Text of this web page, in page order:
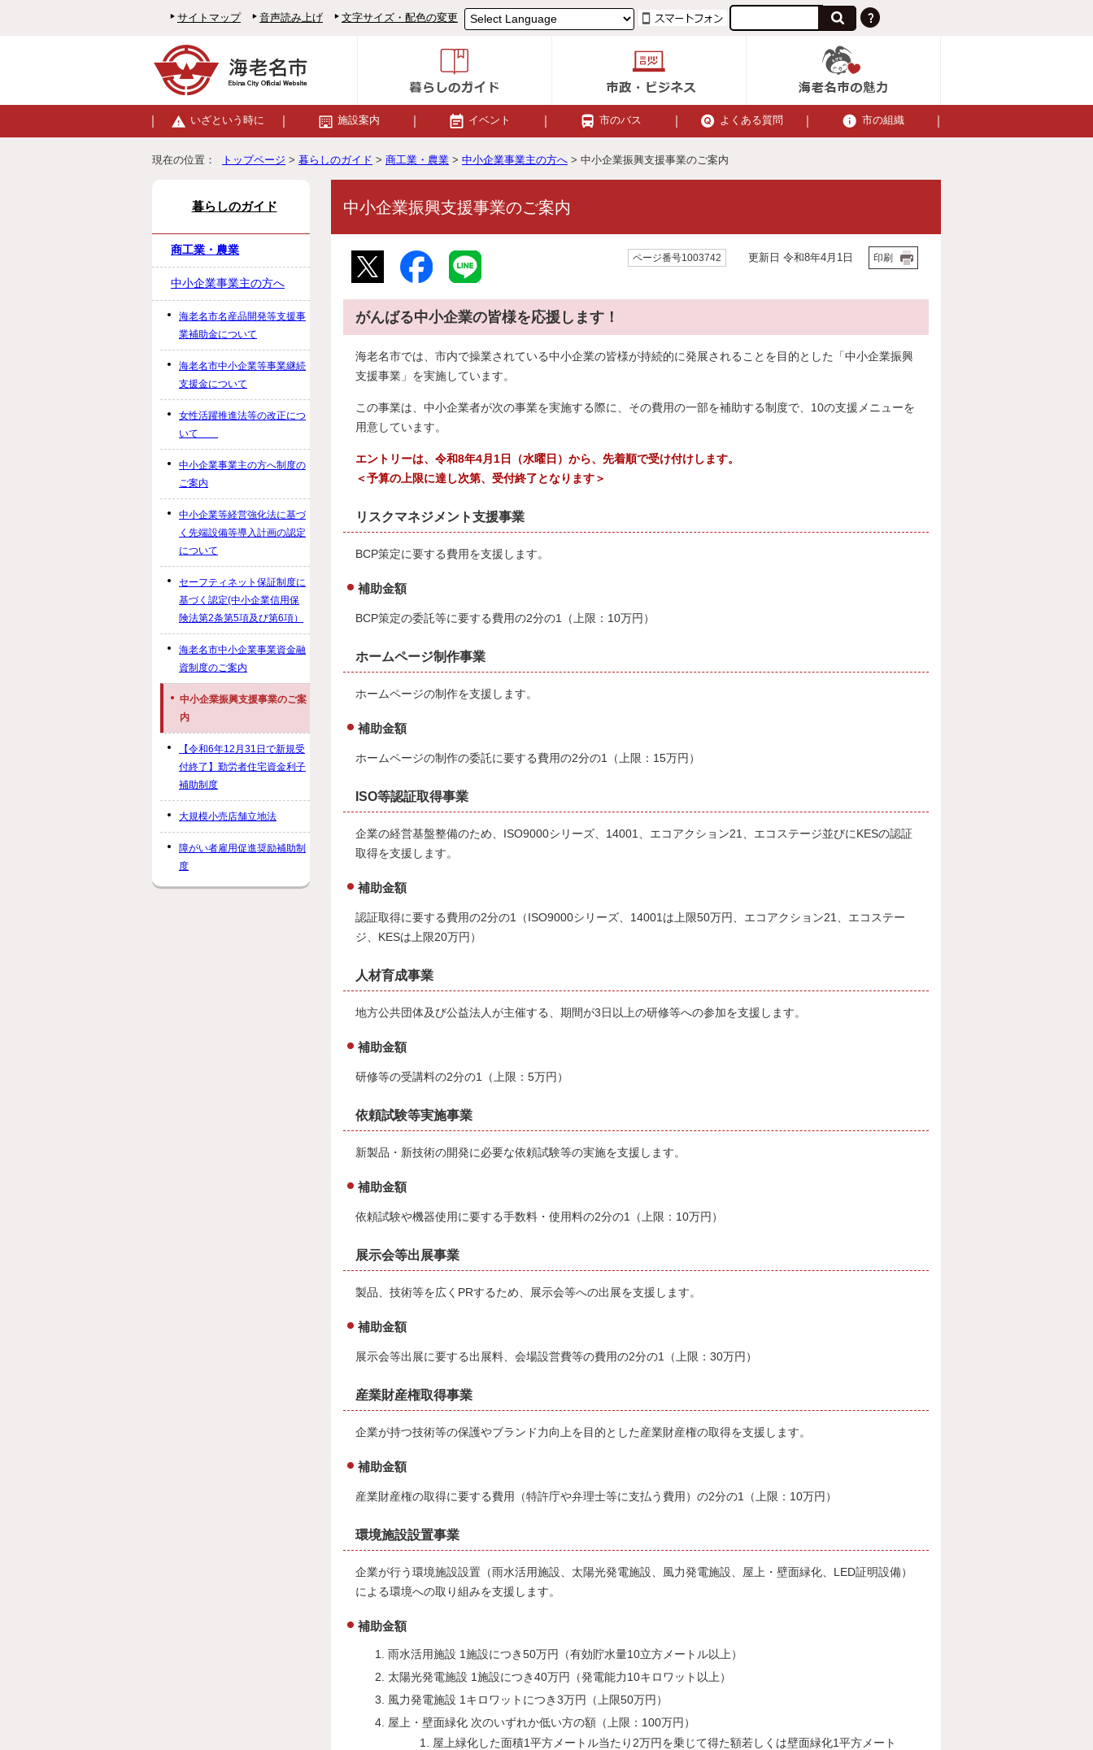
サイトマップ 音声読み上げ 文字サイズ・配色の変更
いざという時に 施設案内 イベント 市のバス よくある質問 市の組織
現在の位置： トップページ > 暮らしのガイド > 商工業・農業 > 中小企業事業主の方へ > 中小企業振興支援事業のご案内
中小企業振興支援事業のご案内
ページ番号1003742 更新日 令和8年4月1日 印刷
がんばる中小企業の皆様を応援します！
海老名市では、市内で操業されている中小企業の皆様が持続的に発展されることを目的とした「中小企業振興
支援事業」を実施しています。
この事業は、中小企業者が次の事業を実施する際に、その費用の一部を補助する制度で、10の支援メニューを
用意しています。
エントリーは、令和8年4月1日（水曜日）から、先着順で受け付けします。
＜予算の上限に達し次第、受付終了となります＞
リスクマネジメント支援事業
BCP策定に要する費用を支援します。
補助金額
BCP策定の委託等に要する費用の2分の1（上限：10万円）
ホームページ制作事業
ホームページの制作を支援します。
補助金額
ホームページの制作の委託に要する費用の2分の1（上限：15万円）
ISO等認証取得事業
企業の経営基盤整備のため、ISO9000シリーズ、14001、エコアクション21、エコステージ並びにKESの認証
取得を支援します。
補助金額
認証取得に要する費用の2分の1（ISO9000シリーズ、14001は上限50万円、エコアクション21、エコステー
ジ、KESは上限20万円）
人材育成事業
地方公共団体及び公益法人が主催する、期間が3日以上の研修等への参加を支援します。
補助金額
研修等の受講料の2分の1（上限：5万円）
依頼試験等実施事業
新製品・新技術の開発に必要な依頼試験等の実施を支援します。
補助金額
依頼試験や機器使用に要する手数料・使用料の2分の1（上限：10万円）
展示会等出展事業
製品、技術等を広くPRするため、展示会等への出展を支援します。
補助金額
展示会等出展に要する出展料、会場設営費等の費用の2分の1（上限：30万円）
産業財産権取得事業
企業が持つ技術等の保護やブランド力向上を目的とした産業財産権の取得を支援します。
補助金額
産業財産権の取得に要する費用（特許庁や弁理士等に支払う費用）の2分の1（上限：10万円）
環境施設設置事業
企業が行う環境施設設置（雨水活用施設、太陽光発電施設、風力発電施設、屋上・壁面緑化、LED証明設備）
による環境への取り組みを支援します。
補助金額
雨水活用施設 1施設につき50万円（有効貯水量10立方メートル以上）
太陽光発電施設 1施設につき40万円（発電能力10キロワット以上）
風力発電施設 1キロワットにつき3万円（上限50万円）
屋上・壁面緑化 次のいずれか低い方の額（上限：100万円）
屋上緑化した面積1平方メートル当たり2万円を乗じて得た額若しくは壁面緑化1平方メート
暮らしのガイド
商工業・農業
中小企業事業主の方へ
海老名市名産品開発等支援事
業補助金について
海老名市中小企業等事業継続
支援金について
女性活躍推進法等の改正につ
いて
中小企業事業主の方へ制度の
ご案内
中小企業等経営強化法に基づ
く先端設備等導入計画の認定
について
セーフティネット保証制度に
基づく認定(中小企業信用保
険法第2条第5項及び第6項）
海老名市中小企業事業資金融
資制度のご案内
中小企業振興支援事業のご案
内
【令和6年12月31日で新規受
付終了】勤労者住宅資金利子
補助制度
大規模小売店舗立地法
障がい者雇用促進奨励補助制
度